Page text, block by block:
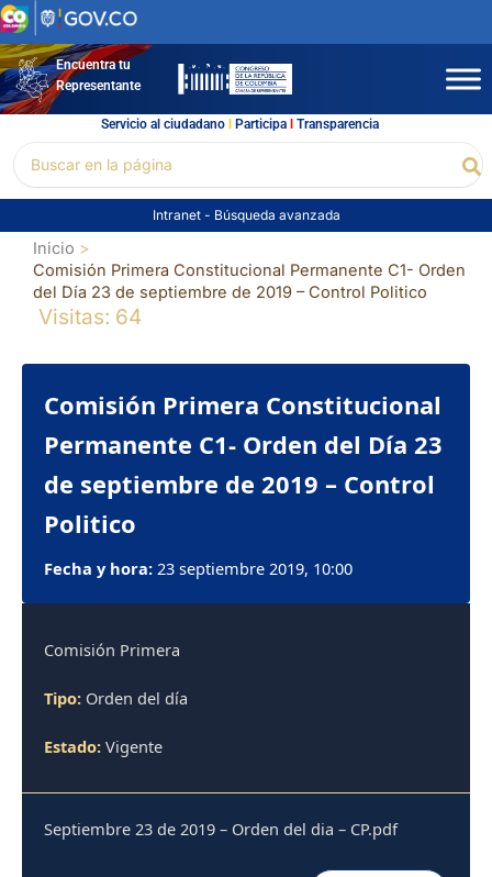
Ir
al
contenidoEncuentra tu
Representante
Servicio al ciudadano l Participal Transparencia
por:
Intranet - Búsqueda avanzada
Inicio
Comisión Primera Constitucional Permanente C1- Orden
del Día 23 de septiembre de 2019 – Control Politico
Visitas: 64
Comisión Primera Constitucional
Permanente C1- Orden del Día 23
de septiembre de 2019 – Control
Politico
Fecha y hora: 23 septiembre 2019, 10:00
Comisión Primera
Tipo: Orden del día
Estado: Vigente
Septiembre 23 de 2019 – Orden del dia – CP.pdf